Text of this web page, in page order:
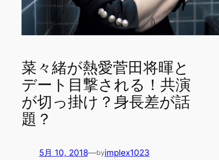
菜々緒が熱愛菅田将暉と
デート目撃される！共演
が切っ掛け？身長差が話
題？
5月 10, 2018—byimplex1023